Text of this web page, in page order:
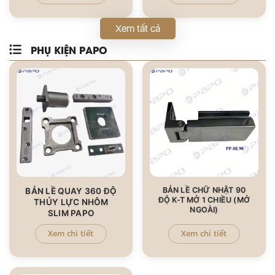
Xem tất cả
PHỤ KIỆN PAPO
BẢN LỀ QUAY 360 ĐỘ
THỦY LỰC NHÔM
SLIM PAPO
Xem chi tiết
BẢN LỀ CHỮ NHẬT 90
ĐỘ K-T MỞ 1 CHIỀU (MỞ
NGOÀI)
Xem chi tiết